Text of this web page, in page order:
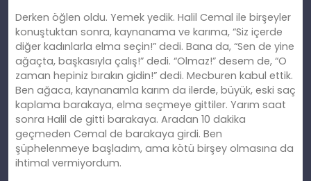
Derken öğlen oldu. Yemek yedik. Halil Cemal ile birşeyler
konuştuktan sonra, kaynanama ve karıma, “Siz içerde
diğer kadınlarla elma seçin!” dedi. Bana da, “Sen de yine
ağaçta, başkasıyla çalış!” dedi. “Olmaz!” desem de, “O
zaman hepiniz bırakın gidin!” dedi. Mecburen kabul ettik.
Ben ağaca, kaynanamla karım da ilerde, büyük, eski saç
kaplama barakaya, elma seçmeye gittiler. Yarım saat
sonra Halil de gitti barakaya. Aradan 10 dakika
geçmeden Cemal de barakaya girdi. Ben
şüphelenmeye başladım, ama kötü birşey olmasına da
ihtimal vermiyordum.